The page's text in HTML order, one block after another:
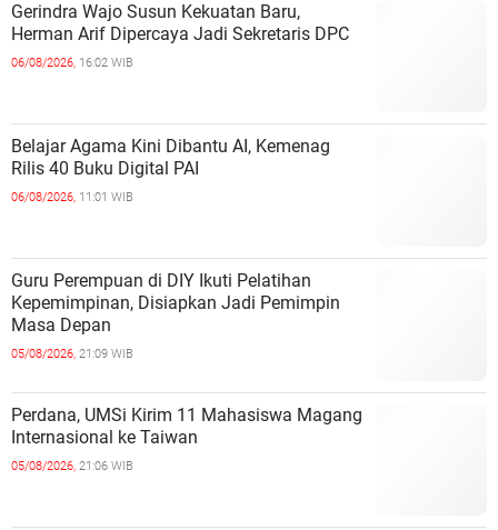
Gerindra Wajo Susun Kekuatan Baru,
Herman Arif Dipercaya Jadi Sekretaris DPC
06/08/2026, 16:02 WIB
Belajar Agama Kini Dibantu AI, Kemenag
Rilis 40 Buku Digital PAI
06/08/2026, 11:01 WIB
Guru Perempuan di DIY Ikuti Pelatihan
Kepemimpinan, Disiapkan Jadi Pemimpin
Masa Depan
05/08/2026, 21:09 WIB
Perdana, UMSi Kirim 11 Mahasiswa Magang
Internasional ke Taiwan
05/08/2026, 21:06 WIB